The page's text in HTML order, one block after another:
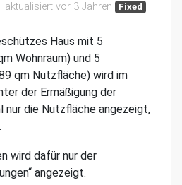
aktualisiert vor 3 Jahren Fixed
Haus mit 5
Wohnraum) und 5
qm Nutzfläche) wird im
der Ermäßigung der
nur die Nutzfläche angezeigt,
wird dafür nur der
angezeigt.